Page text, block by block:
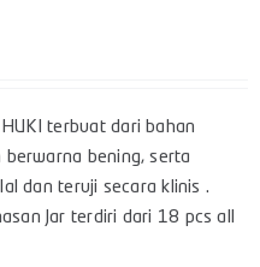
terbuat dari bahan
berwarna bening, serta
dan teruji secara klinis .
Jar terdiri dari 18 pcs all